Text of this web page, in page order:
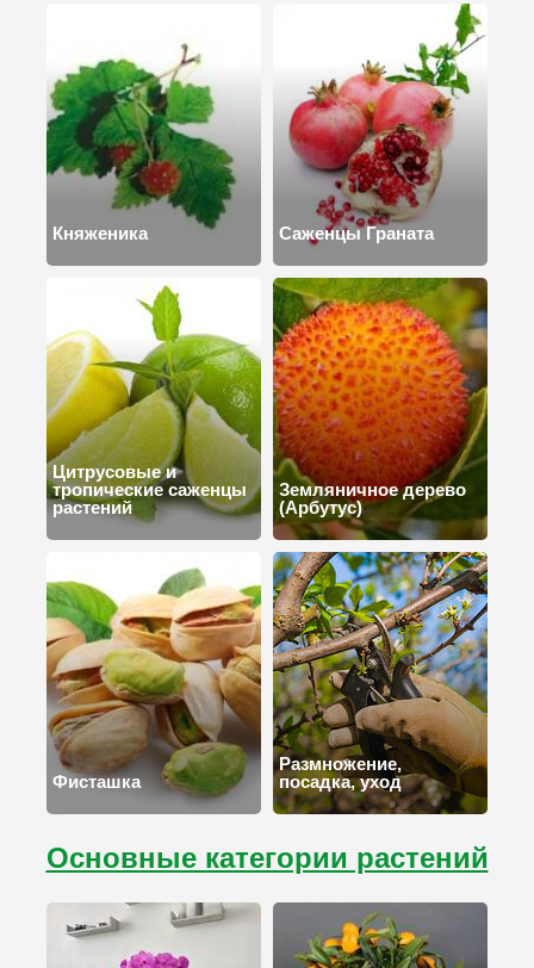
Княженика Саженцы Граната
Цитрусовые и
тропические саженцы
растений
Земляничное дерево
(Арбутус)
Фисташка
Размножение,
посадка, уход
Основные категории растений